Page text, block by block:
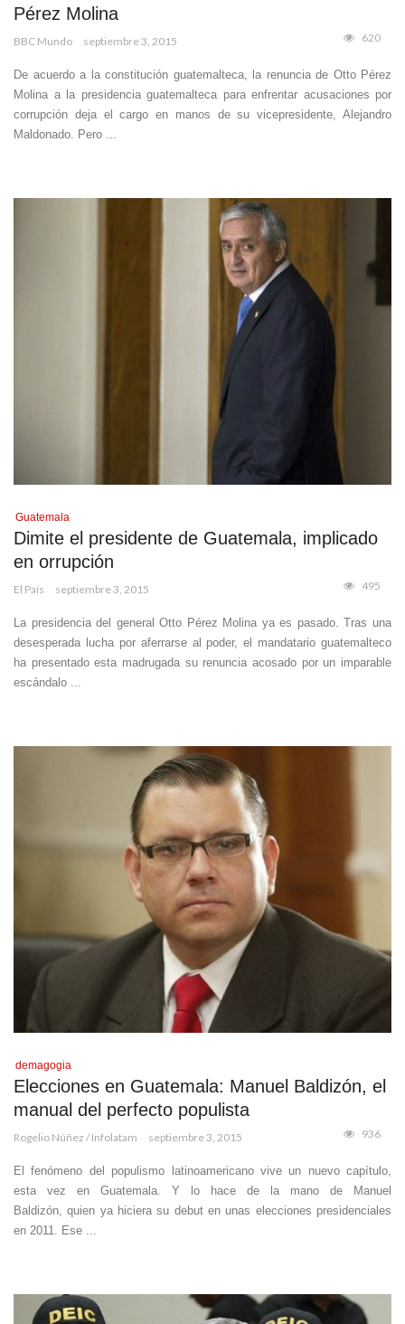
Pérez Molina
BBC Mundo septiembre 3, 2015 620
De acuerdo a la constitución guatemalteca, la renuncia de Otto Pérez
Molina a la presidencia guatemalteca para enfrentar acusaciones por
corrupción deja el cargo en manos de su vicepresidente, Alejandro
Maldonado. Pero ...
Guatemala
Dimite el presidente de Guatemala, implicado
en orrupción
El País septiembre 3, 2015 495
La presidencia del general Otto Pérez Molina ya es pasado. Tras una
desesperada lucha por aferrarse al poder, el mandatario guatemalteco
ha presentado esta madrugada su renuncia acosado por un imparable
escándalo ...
demagogia
Elecciones en Guatemala: Manuel Baldizón, el
manual del perfecto populista
Rogelio Núñez / Infolatam septiembre 3, 2015 936
El fenómeno del populismo latinoamericano vive un nuevo capítulo,
esta vez en Guatemala. Y lo hace de la mano de Manuel
Baldizón, quien ya hiciera su debut en unas elecciones presidenciales
en 2011. Ese ...